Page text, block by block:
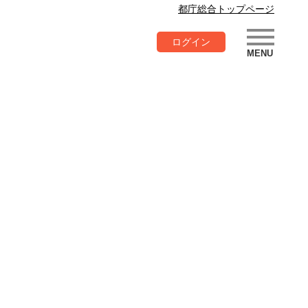
都庁総合トップページ
ログイン